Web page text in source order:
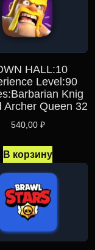
HALL:10
Level:90
Knig
Archer Queen 32
540,00 ₽
В корзину